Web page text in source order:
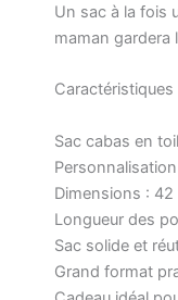
Un sac à la fois
maman gardera
Caractéristiques
Sac cabas en
Dimensions :
Longueur des
Sac solide et
Grand format